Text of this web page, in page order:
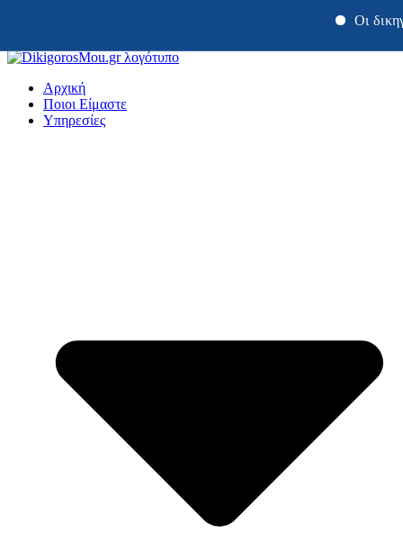
Οι δικηγόροι
Μετάβαση
περιεχόμενο
Αρχική
Ποιοι Είμαστε
Υπηρεσίες